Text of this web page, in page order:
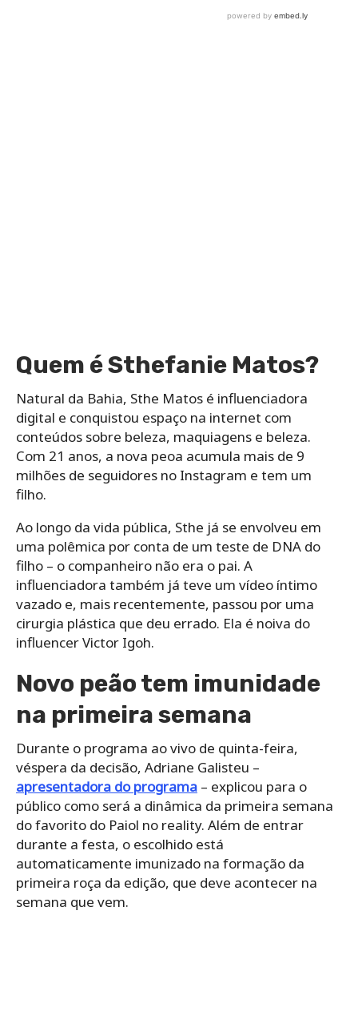
Quem é Sthefanie Matos?
Natural da Bahia, Sthe Matos é influenciadora
digital e conquistou espaço na internet com
conteúdos sobre beleza, maquiagens e beleza.
Com 21 anos, a nova peoa acumula mais de 9
milhões de seguidores no Instagram e tem um
filho.
Ao longo da vida pública, Sthe já se envolveu em
uma polêmica por conta de um teste de DNA do
filho – o companheiro não era o pai. A
influenciadora também já teve um vídeo íntimo
vazado e, mais recentemente, passou por uma
cirurgia plástica que deu errado. Ela é noiva do
influencer Victor Igoh.
Novo peão tem imunidade
na primeira semana
Durante o programa ao vivo de quinta-feira,
véspera da decisão, Adriane Galisteu –
apresentadora do programa – explicou para o
público como será a dinâmica da primeira semana
do favorito do Paiol no reality. Além de entrar
durante a festa, o escolhido está
automaticamente imunizado na formação da
primeira roça da edição, que deve acontecer na
semana que vem.